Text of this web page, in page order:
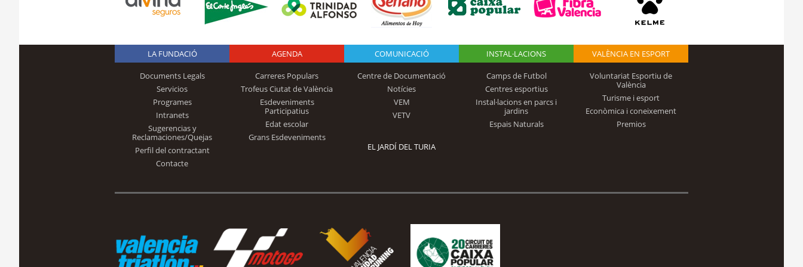
Logo Fundación
Trinidad Alfonso
LA FUNDACIÓ
Documents Legals
Servicios
Programes
Intranets
Sugerencias y
Reclamaciones/Quejas
Perfil del contractant
Contacte
AGENDA
Carreres Populars
Trofeus Ciutat de València
Esdeveniments
Participatius
Edat escolar
Grans Esdeveniments
COMUNICACIÓ
Centre de Documentació
Notícies
VEM
VETV
INSTAL·LACIONS
Camps de Futbol
Centres esportius
Instal·lacions en parcs i
jardins
Espais Naturals
VALÈNCIA EN ESPORT
Voluntariat Esportiu de
València
Turisme i esport
Econòmica i coneixement
Premios
EL JARDÍ DEL TURIA